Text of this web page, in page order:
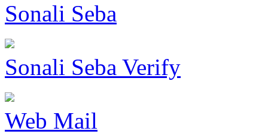
Sonali Seba
Sonali Seba Verify
Web Mail